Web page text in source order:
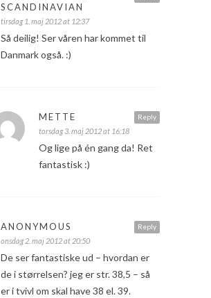
SCANDINAVIAN
tirsdag 1. maj 2012 at 12:37
Så deilig! Ser våren har kommet til
Danmark også. :)
Reply
METTE
torsdag 3. maj 2012 at 16:18
Og lige på én gang da! Ret
fantastisk :)
Reply
ANONYMOUS
onsdag 2. maj 2012 at 20:50
De ser fantastiske ud – hvordan er
de i størrelsen? jeg er str. 38,5 – så
er i tvivl om skal have 38 el. 39.